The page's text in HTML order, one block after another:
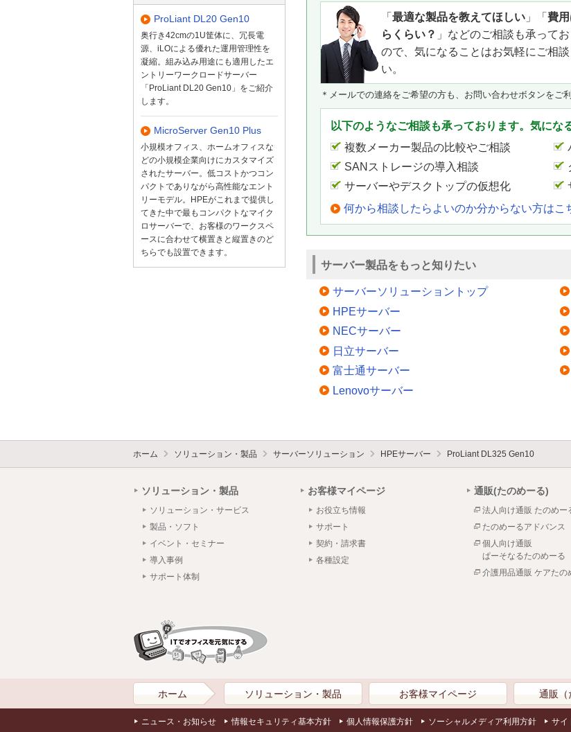
「 最適な製品を教えてほしい 」「 費用
らくらい？ 」などのご相談も承って
ので、気になることはお気軽にご相談
い。
＊メールでの連絡をご希望の方も、お問い合わせボタンをご
以下のようなご相談も承っております。気にな
複数メーカー製品の比較やご相談
SANストレージの導入相談
サーバーやデスクトップの仮想化
何から相談したらよいのか分からない方はこ
サーバー製品をもっと知りたい
サーバーソリューショントップ
HPEサーバー
NECサーバー
日立サーバー
富士通サーバー
Lenovoサーバー
ProLiant DL20 Gen10
奥行き42cmの1U筐体に、冗長電
源、iLOによる優れた運用管理性を
凝縮。組み込み用途にも適用したエ
ントリーワークロードサーバー
「ProLiant DL20 Gen10」をご紹介
します。
MicroServer Gen10 Plus
小規模オフィス、ホームオフィスな
どの小規模企業向けにカスタマイズ
されたサーバー。低コストかつコン
パクトでありながら高性能なエント
リーモデル。HPEがこれまで提供し
てきた中で最もコンパクトなマイク
ロサーバーで、お客様のワークスペ
ースに合わせて横置きと縦置きのど
ちらでも設置できます。
ホーム ソリューション・製品 サーバーソリューション HPEサーバー ProLiant DL325 Gen10
ソリューション・製品
ソリューション・サービス
製品・ソフト
イベント・セミナー
導入事例
サポート体制
お客様マイページ
お役立ち情報
サポート
契約・請求書
各種設定
通販(たのめーる)
法人向け通販 たのめー
たのめーるアドバンス
個人向け通販
ぱーそなるたのめーる
介護用品通販 ケアたの
ホーム ソリューション・製品 お客様マイページ 通販（
ニュース・お知らせ 情報セキュリティ基本方針 個人情報保護方針 ソーシャルメディア利用方針 サイ